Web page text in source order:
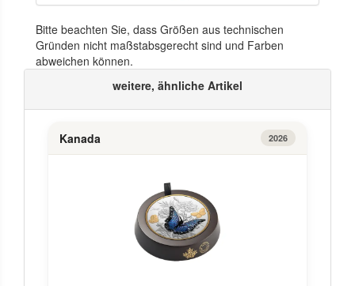
Bitte beachten Sie, dass Größen aus technischen
Gründen nicht maßstabsgerecht sind und Farben
abweichen können.
weitere, ähnliche Artikel
Kanada 2026